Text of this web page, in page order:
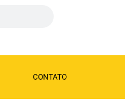
CONTATO